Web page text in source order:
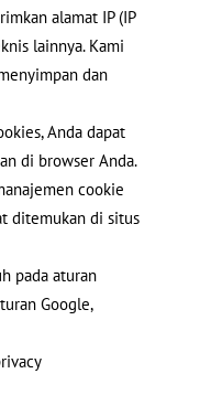
alamat IP (IP
lainnya. Kami
dan
Anda dapat
di browser Anda.
cookie
ditemukan di situs
pada aturan
Google,